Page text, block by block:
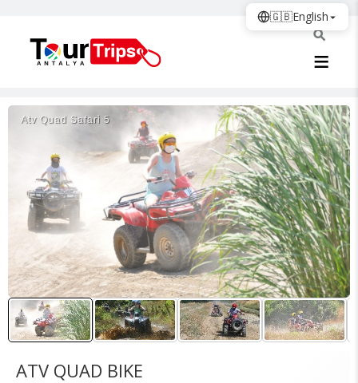
Atv Quad Safari̇ 5
ATV QUAD BIKE
🇬🇧English